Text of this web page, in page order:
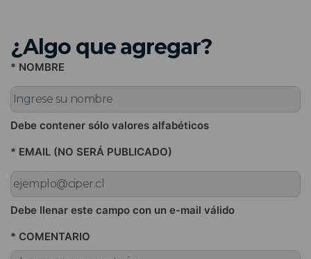
¿Algo que agregar?
* NOMBRE
Debe contener sólo valores alfabéticos
* EMAIL (NO SERÁ PUBLICADO)
Debe llenar este campo con un e-mail válido
* COMENTARIO